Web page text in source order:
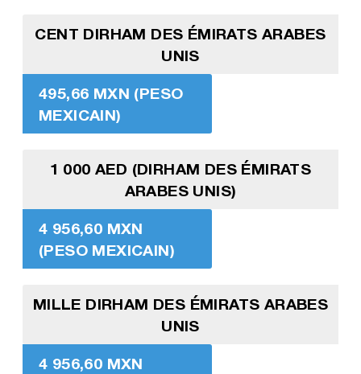
CENT DIRHAM DES ÉMIRATS ARABES
UNIS
495,66 MXN (PESO
MEXICAIN)
1 000 AED (DIRHAM DES ÉMIRATS
ARABES UNIS)
4 956,60 MXN
(PESO MEXICAIN)
MILLE DIRHAM DES ÉMIRATS ARABES
UNIS
4 956,60 MXN